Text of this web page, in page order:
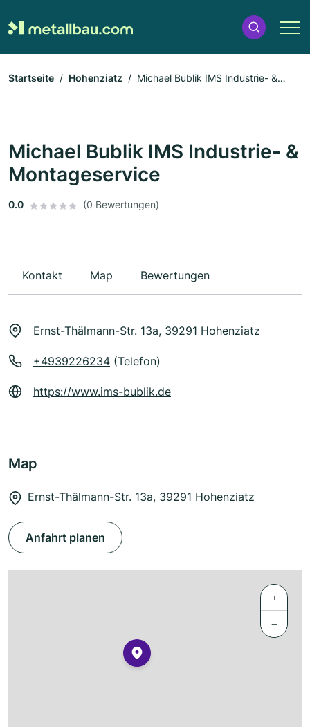
Startseite Hohenziatz
Michael Bublik IMS Industrie- &
Michael Bublik IMS Industrie- &
Montageservice
0.0 (0 Bewertungen)
Kontakt Map Bewertungen
Ernst-Thälmann-Str. 13a, 39291 Hohenziatz
+4939226234 (Telefon)
https://www.ims-bublik.de
Map
Ernst-Thälmann-Str. 13a, 39291 Hohenziatz
Anfahrt planen
+
−